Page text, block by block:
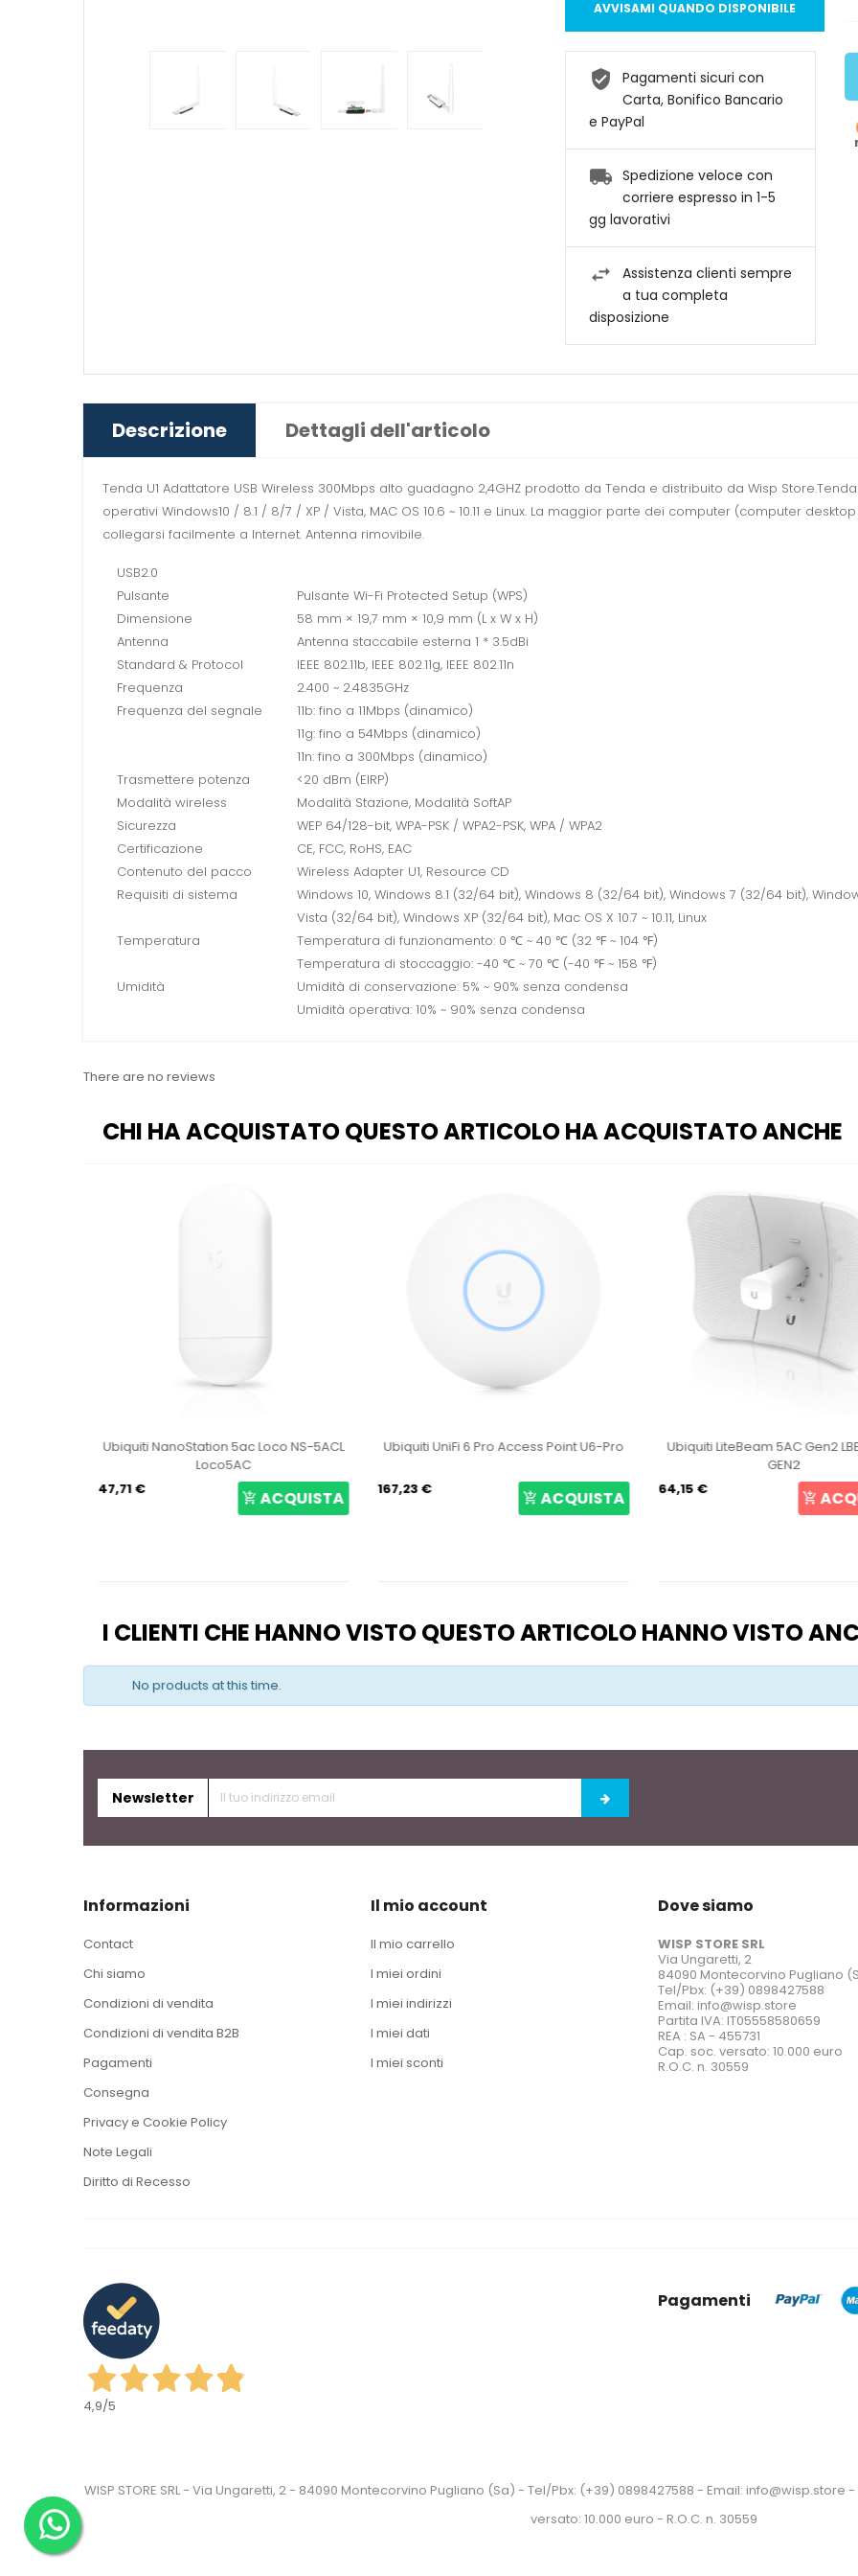
AVVISAMI QUANDO DISPONIBILE
Pagamenti sicuri con
Carta, Bonifico Bancario
e PayPal
Spedizione veloce con
corriere espresso in 1-5
gg lavorativi
Assistenza clienti sempre
a tua completa
disposizione
Descrizione Dettagli dell'articolo
Tenda U1 Adattatore USB Wireless 300Mbps alto guadagno 2,4GHZ prodotto da Tenda e distribuito da Wisp Store.
operativi Windows10 / 8.1 / 8/7 / XP / Vista, MAC OS 10.6 ~ 10.11 e Linux. La maggior parte dei computer (computer
collegarsi facilmente a Internet. Antenna rimovibile.
USB2.0
Pulsante
Pulsante Wi-Fi Protected Setup (WPS)
Dimensione
58 mm × 19,7 mm × 10,9 mm (L x W x H)
Antenna
Antenna staccabile esterna 1 * 3.5dBi
Standard & Protocol
IEEE 802.11b, IEEE 802.11g, IEEE 802.11n
Frequenza
2.400 ~ 2.4835GHz
Frequenza del segnale
11b: fino a 11Mbps (dinamico)
11g: fino a 54Mbps (dinamico)
11n: fino a 300Mbps (dinamico)
Trasmettere potenza
<20 dBm (EIRP)
Modalità wireless
Modalità Stazione, Modalità SoftAP
Sicurezza
WEP 64/128-bit, WPA-PSK / WPA2-PSK, WPA / WPA2
Certificazione
CE, FCC, RoHS, EAC
Contenuto del pacco
Wireless Adapter U1, Resource CD
Requisiti di sistema
Windows 10, Windows 8.1 (32/64 bit), Windows 8 (32/64 bit), Windows 7 (32/64 bit),
Vista (32/64 bit), Windows XP (32/64 bit), Mac OS X 10.7 ~ 10.11, Linux
Temperatura
Temperatura di funzionamento: 0 ℃ ~ 40 ℃ (32 ℉ ~ 104 ℉)
Temperatura di stoccaggio: -40 ℃ ~ 70 ℃ (-40 ℉ ~ 158 ℉)
Umidità
Umidità di conservazione: 5% ~ 90% senza condensa
Umidità operativa: 10% ~ 90% senza condensa
There are no reviews
CHI HA ACQUISTATO QUESTO ARTICOLO HA ACQUISTATO ANCHE
Ubiquiti NanoStation 5ac Loco NS-5ACL
Loco5AC
47,71 €
ACQUISTA
Ubiquiti UniFi 6 Pro Access Point U6-Pro
167,23 € ACQUISTA
Ubiquiti LiteBeam 5AC Gen2
GEN2
64,15 €
I CLIENTI CHE HANNO VISTO QUESTO ARTICOLO HANNO VISTO
No products at this time.
Newsletter
Informazioni
Contact
Chi siamo
Condizioni di vendita
Condizioni di vendita B2B
Pagamenti
Consegna
Privacy e Cookie Policy
Note Legali
Diritto di Recesso
Il mio account
Il mio carrello
I miei ordini
I miei indirizzi
I miei dati
I miei sconti
Dove siamo
WISP STORE SRL
Via Ungaretti, 2
84090 Montecorvino Pugliano
Tel/Pbx: (+39) 0898427588
Email: info@wisp.store
Partita IVA: IT05558580659
REA : SA - 455731
Cap. soc. versato: 10.000 euro
R.O.C. n. 30559
4,9/5
Pagamenti
WISP STORE SRL - Via Ungaretti, 2 - 84090 Montecorvino Pugliano (Sa) - Tel/Pbx: (+39) 0898427588 - Email: info@wisp.store
versato: 10.000 euro - R.O.C. n. 30559